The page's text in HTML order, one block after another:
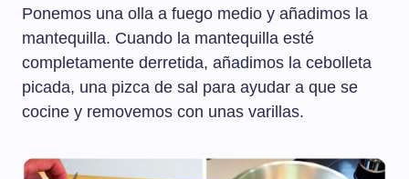
Ponemos una olla a fuego medio y añadimos la
mantequilla. Cuando la mantequilla esté
completamente derretida, añadimos la cebolleta
picada, una pizca de sal para ayudar a que se
cocine y removemos con unas varillas.